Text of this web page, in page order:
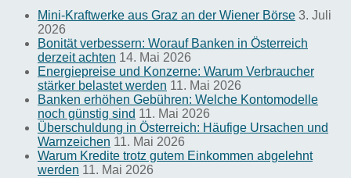
Mini-Kraftwerke aus Graz an der Wiener Börse 3. Juli
2026
Bonität verbessern: Worauf Banken in Österreich
derzeit achten 14. Mai 2026
Energiepreise und Konzerne: Warum Verbraucher
stärker belastet werden 11. Mai 2026
Banken erhöhen Gebühren: Welche Kontomodelle
noch günstig sind 11. Mai 2026
Überschuldung in Österreich: Häufige Ursachen und
Warnzeichen 11. Mai 2026
Warum Kredite trotz gutem Einkommen abgelehnt
werden 11. Mai 2026